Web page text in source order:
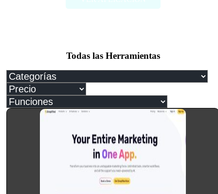
Todas las Herramientas